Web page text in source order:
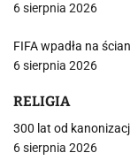
6 sierpnia 2026
FIFA wpadła na
6 sierpnia 2026
RELIGIA
300 lat od
6 sierpnia 2026